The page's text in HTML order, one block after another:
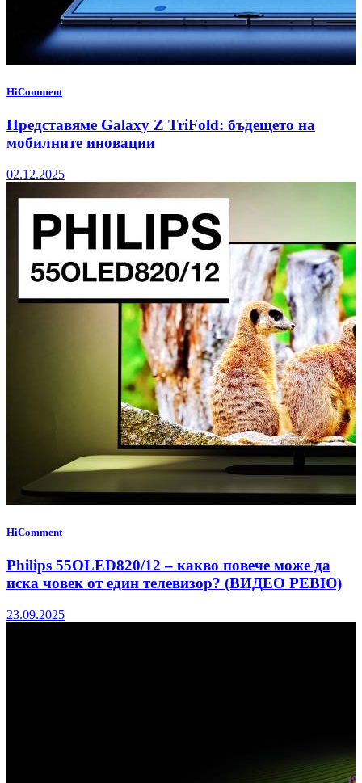
HiComment
Представяме Galaxy Z TriFold: бъдещето на
мобилните иновации
02.12.2025
HiComment
Philips 55OLED820/12 – какво повече може да
иска човек от един телевизор? (ВИДЕО РЕВЮ)
23.09.2025